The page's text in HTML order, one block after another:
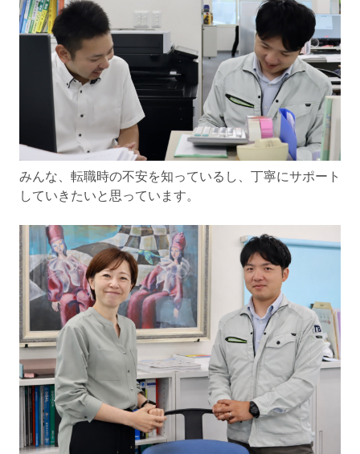
みんな、転職時の不安を知っているし、丁寧にサポート
していきたいと思っています。